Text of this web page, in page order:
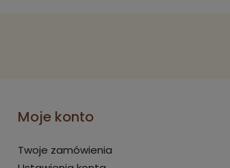
Moje konto
Twoje zamówienia